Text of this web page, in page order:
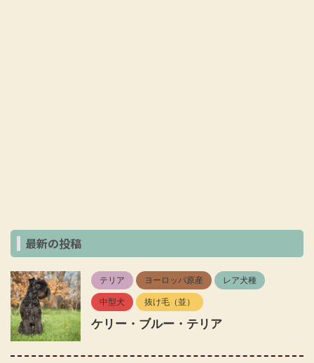
最新の投稿
テリア ヨーロッパ原産 レア犬種
中型犬 抜け毛（並）
ケリー・ブルー・テリア